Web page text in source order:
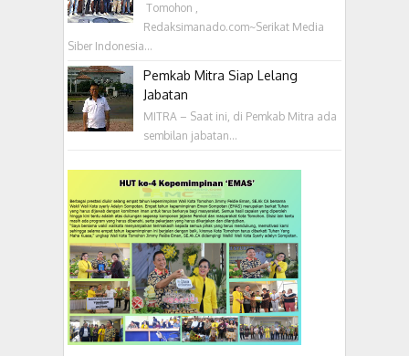
‎ Tomohon ,
Redaksimanado.com~Serikat Media
Siber Indonesia...
Pemkab Mitra Siap Lelang
Jabatan
MITRA – Saat ini, di Pemkab Mitra ada
sembilan jabatan...